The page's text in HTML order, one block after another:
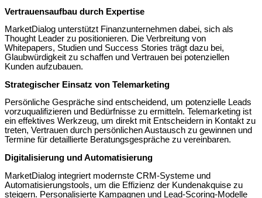
Vertrauensaufbau durch Expertise
MarketDialog unterstützt Finanzunternehmen dabei, sich als
Thought Leader zu positionieren. Die Verbreitung von
Whitepapers, Studien und Success Stories trägt dazu bei,
Glaubwürdigkeit zu schaffen und Vertrauen bei potenziellen
Kunden aufzubauen.
Strategischer Einsatz von Telemarketing
Persönliche Gespräche sind entscheidend, um potenzielle Leads
vorzuqualifizieren und Bedürfnisse zu ermitteln. Telemarketing ist
ein effektives Werkzeug, um direkt mit Entscheidern in Kontakt zu
treten, Vertrauen durch persönlichen Austausch zu gewinnen und
Termine für detaillierte Beratungsgespräche zu vereinbaren.
Digitalisierung und Automatisierung
MarketDialog integriert modernste CRM-Systeme und
Automatisierungstools, um die Effizienz der Kundenakquise zu
steigern. Personalisierte Kampagnen und Lead-Scoring-Modelle